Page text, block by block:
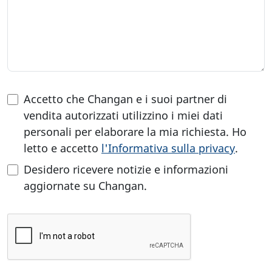
Accetto che Changan e i suoi partner di
vendita autorizzati utilizzino i miei dati
personali per elaborare la mia richiesta. Ho
letto e accetto l'Informativa sulla privacy.
Desidero ricevere notizie e informazioni
aggiornate su Changan.